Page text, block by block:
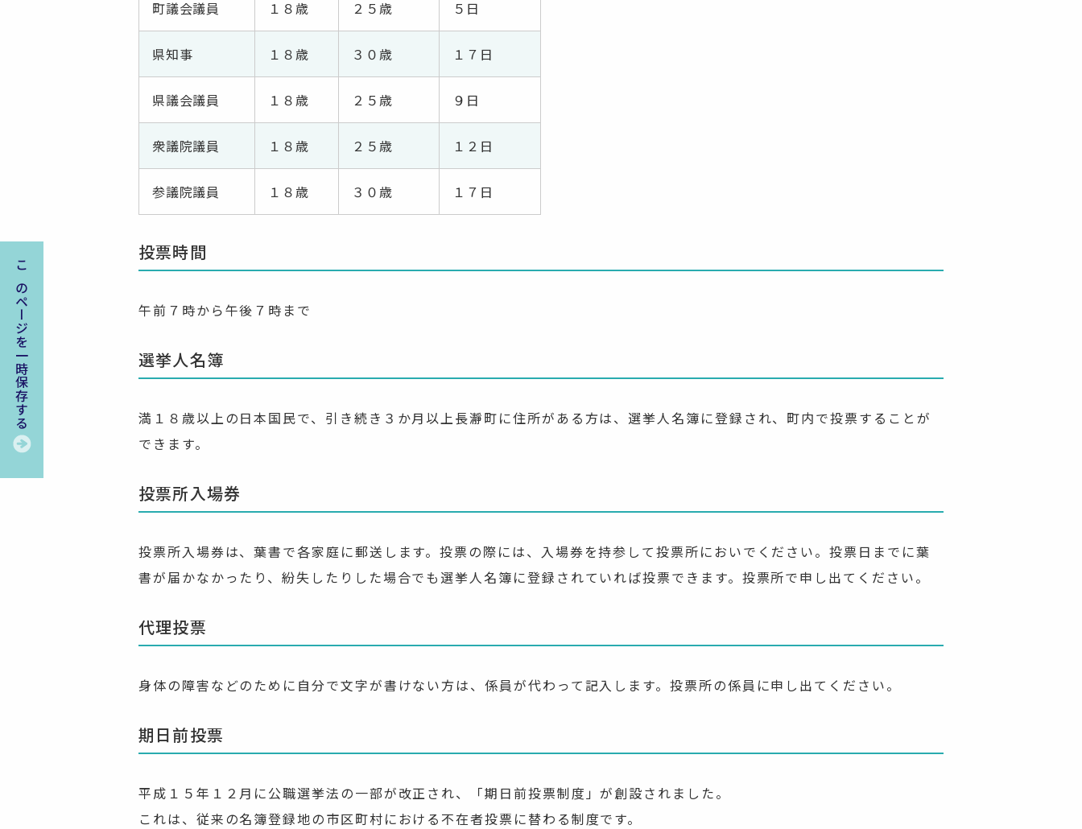
町議会議員 １８歳 ２５歳 ５日
県知事 １８歳 ３０歳 １７日
県議会議員 １８歳 ２５歳 ９日
衆議院議員 １８歳 ２５歳 １２日
参議院議員 １８歳 ３０歳 １７日
投票時間
午前７時から午後７時まで
選挙人名簿
満１８歳以上の日本国民で、引き続き３か月以上長瀞町に住所がある方は、選挙人名簿に登録され、町内で投票することが
できます。
投票所入場券
投票所入場券は、葉書で各家庭に郵送します。投票の際には、入場券を持参して投票所においでください。投票日までに葉
書が届かなかったり、紛失したりした場合でも選挙人名簿に登録されていれば投票できます。投票所で申し出てください。
代理投票
身体の障害などのために自分で文字が書けない方は、係員が代わって記入します。投票所の係員に申し出てください。
期日前投票
平成１５年１２月に公職選挙法の一部が改正され、「期日前投票制度」が創設されました。
これは、従来の名簿登録地の市区町村における不在者投票に替わる制度です。
このページを一時保存する